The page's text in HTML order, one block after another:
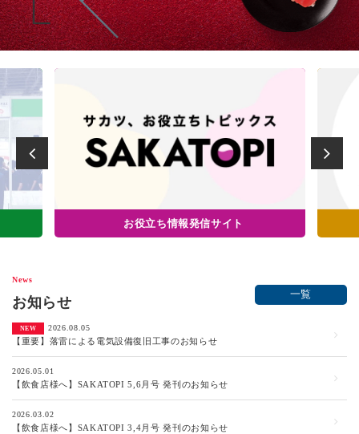
お役立ち情報発信サイト
News
お知らせ
一覧
2026.08.05
【重要】落雷による電気設備復旧工事のお知らせ
2026.05.01
【飲食店様へ】SAKATOPI 5,6月号 発刊のお知らせ
2026.03.02
【飲食店様へ】SAKATOPI 3,4月号 発刊のお知らせ